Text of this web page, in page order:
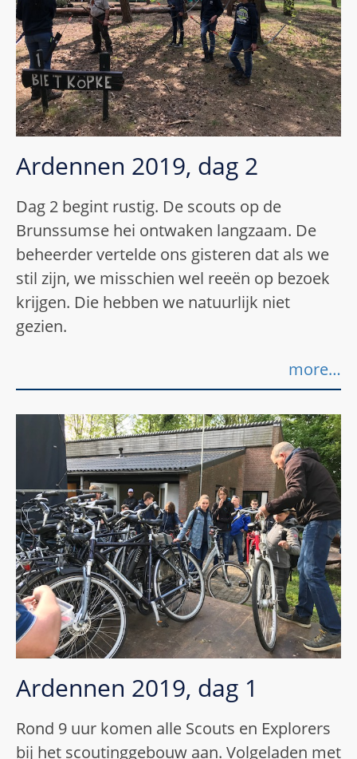
Ardennen 2019, dag 2
Dag 2 begint rustig. De scouts op de
Brunssumse hei ontwaken langzaam. De
beheerder vertelde ons gisteren dat als we
stil zijn, we misschien wel reeën op bezoek
krijgen. Die hebben we natuurlijk niet
gezien.
more…
Ardennen 2019, dag 1
Rond 9 uur komen alle Scouts en Explorers
bij het scoutinggebouw aan. Volgeladen met